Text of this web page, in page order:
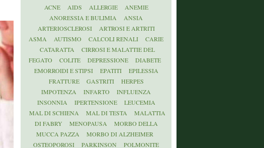
ACNE AIDS ALLERGIE
ANEMIE
ANORESSIA E BULIMIA
ANSIA
ARTERIOSCLEROSI
ARTROSI E ARTRITI
ASMA
AUTISMO CALCOLI RENALI
CARIE
CATARATTA
CIRROSI E MALATTIE DEL
FEGATO
COLITE DEPRESSIONE
DIABETE
EMORROIDI E STIPSI
EPATITI
EPILESSIA
FRATTURE
GASTRITI
HERPES
IMPOTENZA
INFARTO
INFLUENZA
INSONNIA
IPERTENSIONE
LEUCEMIA
MAL DI SCHIENA
MAL DI TESTA
MALATTIA
DI FABRY
MENOPAUSA
MORBO DELLA
MUCCA PAZZA
MORBO DI ALZHEIMER
OSTEOPOROSI
PARKINSON
POLMONITE